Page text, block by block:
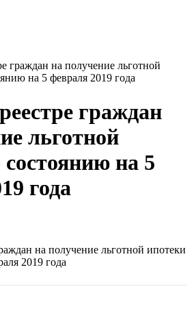
граждан на получение льготной
на 5 февраля 2019 года
граждан
льготной
на 5
года